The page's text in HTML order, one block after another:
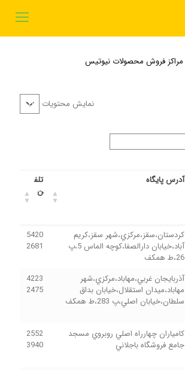
مراکز فروش محصولات نیوتیس
نمایش محتویات
آدرس پایگاه
تلف
ن
کردستان،سقز،مرکزي،شهر سقز،کريم
آباد،خيابان دارالصفا،کوچه الماس 5،پ
26،ط همکف
5420
2681
آذربايجان غربي،مهاباد،مرکزي،شهر
مهاباد،ميدان استقلال،خيابان بداق
سلطان،خيابان اصلي،پ 283،ط همکف
4223
2475
کامياران چهارراه اصلي روبروي مسجد
جامع فروشگاه باجلاني
2552
3940